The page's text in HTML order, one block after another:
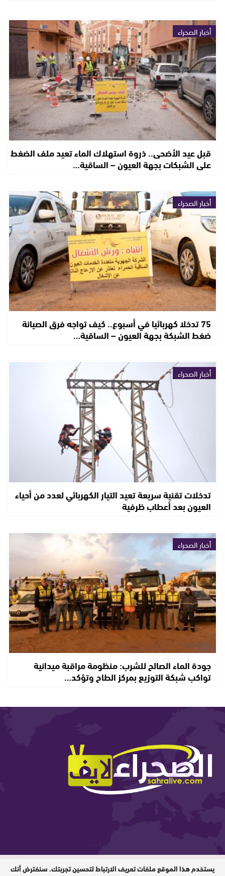
أخبار الصحراء
قبل عيد الأضحى.. ذروة استهلاك الماء تعيد ملف الضغط
على الشبكات بجهة العيون – الساقية…
أخبار الصحراء
75 تدخلا كهربائيا في أسبوع.. كيف تواجه فرق الصيانة
ضغط الشبكة بجهة العيون – الساقية…
أخبار الصحراء
تدخلات تقنية سريعة تعيد التيار الكهربائي لعدد من أحياء
العيون بعد أعطاب ظرفية
أخبار الصحراء
جودة الماء الصالح للشرب: منظومة مراقبة ميدانية
تواكب شبكة التوزيع بمركز الطاح وتؤكد…
المدير المسؤول : ابيبك المحفوظ / جميع
يستخدم هذا الموقع ملفات تعريف الارتباط لتحسين تجربتك. سنفترض أنك